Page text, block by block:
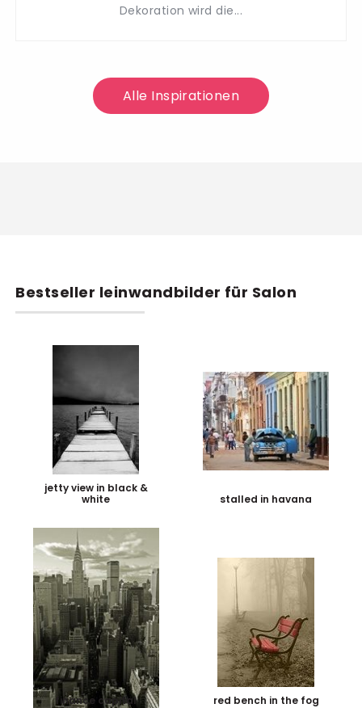
Dekoration wird die...
Alle Inspirationen
Bestseller leinwandbilder für Salon
jetty view in black &
white
stalled in havana
finance capital red bench in the fog